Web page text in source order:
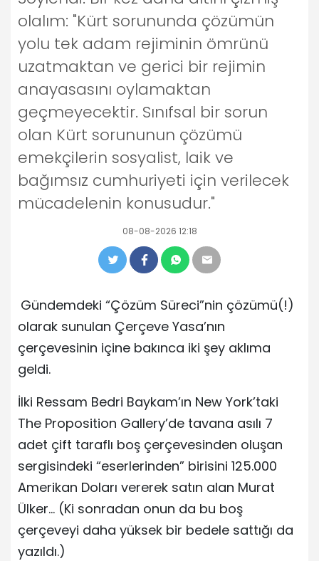
olalım: "Kürt sorununda çözümün
yolu tek adam rejiminin ömrünü
uzatmaktan ve gerici bir rejimin
anayasasını oylamaktan
geçmeyecektir. Sınıfsal bir sorun
olan Kürt sorununun çözümü
emekçilerin sosyalist, laik ve
bağımsız cumhuriyeti için verilecek
mücadelenin konusudur."
08-08-2026 12:18
Gündemdeki “Çözüm Süreci”nin çözümü(!)
olarak sunulan Çerçeve Yasa’nın
çerçevesinin içine bakınca iki şey aklıma
geldi.
İlki Ressam Bedri Baykam’ın New York’taki
The Proposition Gallery’de tavana asılı 7
adet çift taraflı boş çerçevesinden oluşan
sergisindeki “eserlerinden” birisini 125.000
Amerikan Doları vererek satın alan Murat
Ülker… (Ki sonradan onun da bu boş
çerçeveyi daha yüksek bir bedele sattığı da
yazıldı.)